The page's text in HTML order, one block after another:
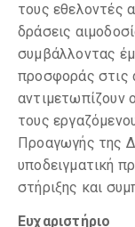
τους εθελοντές
δράσεις
συμβάλλοντας
προσφοράς στις
αντιμετωπίζουν
τους
Προαγωγής της
υποδειγματική
στήριξης και
Ευχαριστήριο